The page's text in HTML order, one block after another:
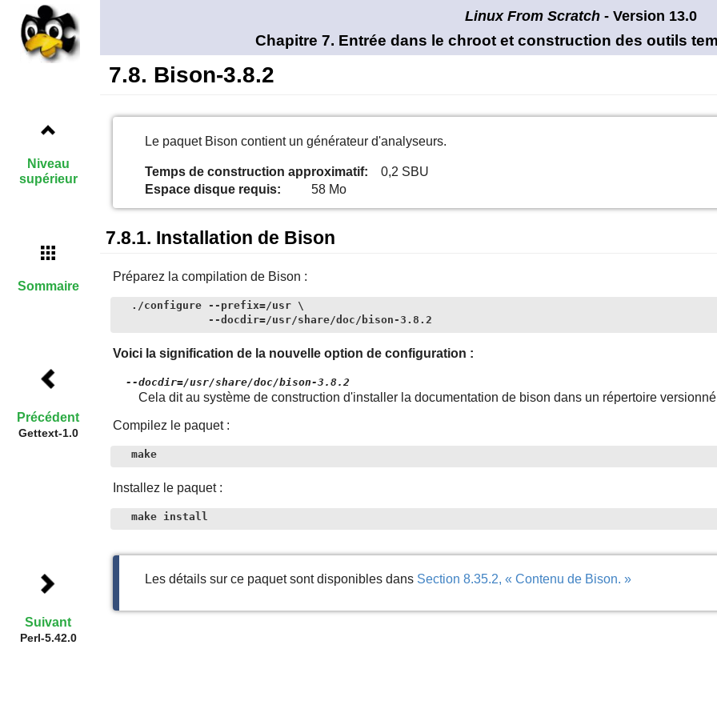
Linux From Scratch - Version 13.0
Chapitre 7. Entrée dans le chroot et construction des outils
7.8. Bison-3.8.2
Le paquet Bison contient un générateur d'analyseurs.
Temps de construction approximatif:
0,2 SBU
Espace disque requis:
58 Mo
7.8.1. Installation de Bison
Préparez la compilation de Bison :
./configure --prefix=/usr \
            --docdir=/usr/share/doc/bison-3.8.2
Voici la signification de la nouvelle option de configuration :
--docdir=/usr/share/doc/bison-3.8.2
Cela dit au système de construction d'installer la documentation de bison dans un répertoire
Compilez le paquet :
make
Installez le paquet :
make install
Les détails sur ce paquet sont disponibles dans Section 8.35.2, « Contenu de Bison. »
Précédent
Gettext-1.0
Suivant
Perl-5.42.0
Niveau
supérieur
Sommaire